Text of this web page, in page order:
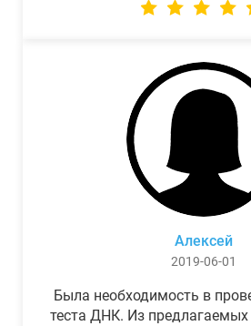
Алексей
2019-06-01
Была необходимость в
теста ДНК. Из предлагаемых